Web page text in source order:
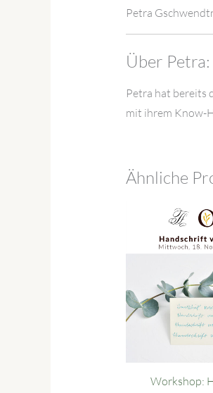
Petra
Über Petra:
Petra hat bereits
mit ihrem Know-
Ähnliche
Workshop: